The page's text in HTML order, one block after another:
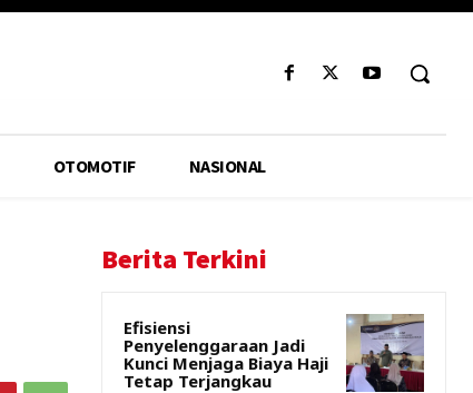
OTOMOTIF NASIONAL
Berita Terkini
Efisiensi
Penyelenggaraan Jadi
Kunci Menjaga Biaya Haji
Tetap Terjangkau